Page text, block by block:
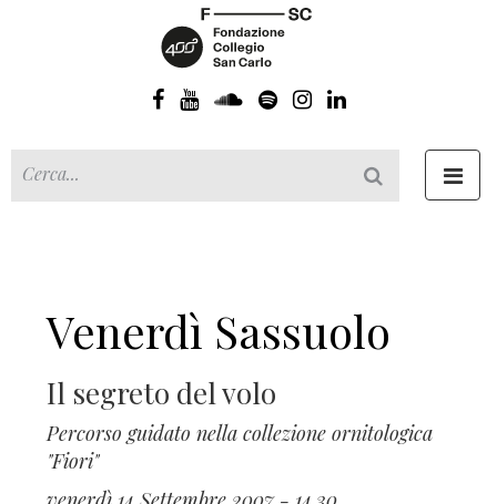
Venerdì Sassuolo
Il segreto del volo
Percorso guidato nella collezione ornitologica
"Fiori"